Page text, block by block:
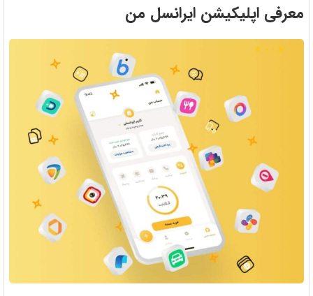
معرفی اپلیکیشن ایرانسل من